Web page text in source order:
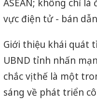
ASEAN; không chỉ
vực điện tử - bán
Giới thiệu khái quát
UBND tỉnh nhấn
chắc vị thế là một
sáng về phát triển